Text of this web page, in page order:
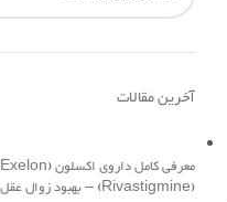
آخرین مقالات
(Rivastigmine) – بهبود زوال عقل